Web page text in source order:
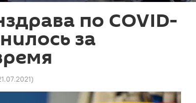
по COVID-
за
)